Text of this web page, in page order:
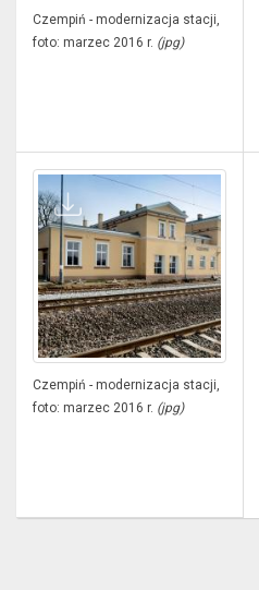
Czempiń - modernizacja stacji,
foto: marzec 2016 r. (jpg)
Czempiń - modernizacja stacji,
foto: marzec 2016 r. (jpg)